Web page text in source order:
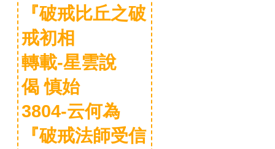
『破戒比丘之破
戒初相
轉載-星雲說
偈 慎始
3804-云何為
『破戒法師受信